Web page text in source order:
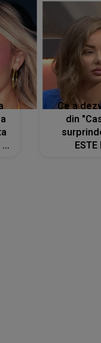
și
Ce a
din